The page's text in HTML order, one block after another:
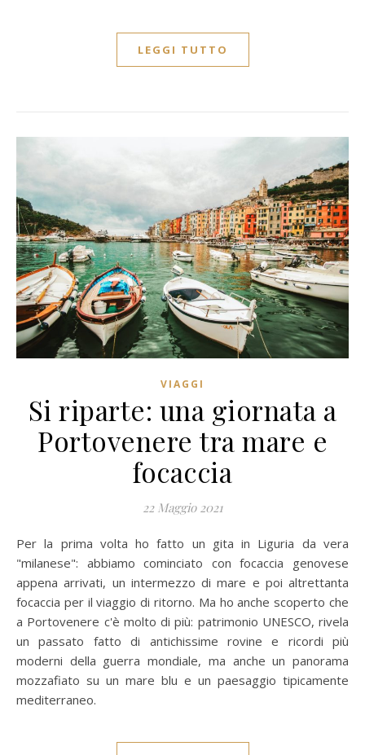
LEGGI TUTTO
VIAGGI
Si riparte: una giornata a
Portovenere tra mare e
focaccia
22 Maggio 2021
Per la prima volta ho fatto un gita in Liguria da vera
"milanese": abbiamo cominciato con focaccia genovese
appena arrivati, un intermezzo di mare e poi altrettanta
focaccia per il viaggio di ritorno. Ma ho anche scoperto che
a Portovenere c'è molto di più: patrimonio UNESCO, rivela
un passato fatto di antichissime rovine e ricordi più
moderni della guerra mondiale, ma anche un panorama
mozzafiato su un mare blu e un paesaggio tipicamente
mediterraneo.